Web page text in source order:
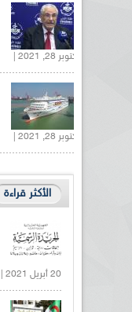
أكتوبر 28, 2021 |
أكتوبر 28, 2021 |
الأكثر قراءة
20 أبريل 2021 |